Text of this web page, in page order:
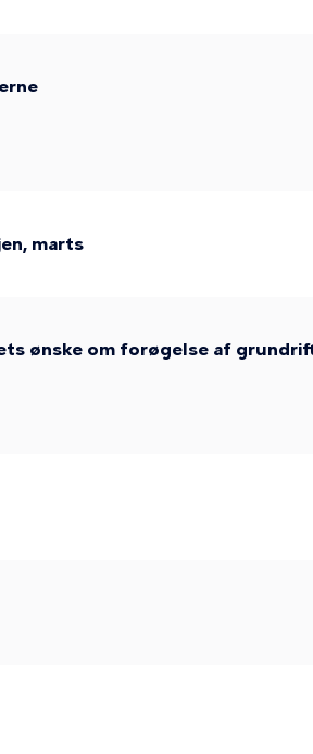
marts
ønske om forøgelse af